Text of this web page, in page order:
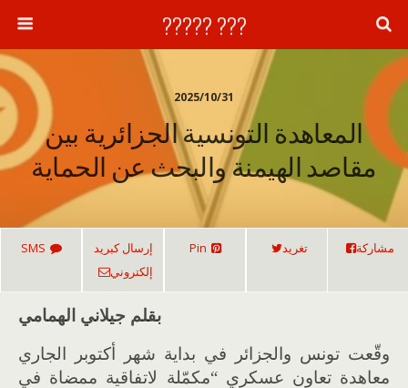
??? ?????
2025/10/31
المعاهدة التونسية الجزائرية بين
مقاصد الهيمنة والبحث عن الحماية
مشاركة تغريد Pin
إرسال كبريد
إلكتروني
SMS
بقلم جيلاني الهمامي
وقّعت تونس والجزائر في بداية شهر أكتوبر الجاري
معاهدة تعاون عسكري “مكمّلة لاتفاقية ممضاة في